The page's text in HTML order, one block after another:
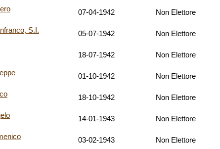
07-04-1942 Non Elettore
S.I. 05-07-1942 Non Elettore
18-07-1942 Non Elettore
01-10-1942 Non Elettore
18-10-1942 Non Elettore
14-01-1943 Non Elettore
03-02-1943 Non Elettore